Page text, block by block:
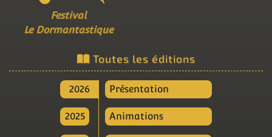
Festival
Le Dormantastique
Toutes les éditions
2026
2025
Présentation
Animations